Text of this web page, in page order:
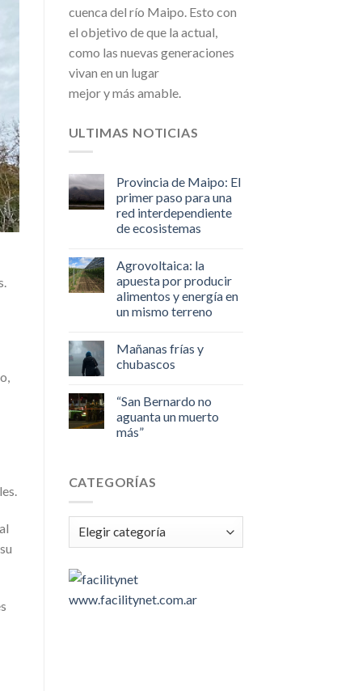
cuenca del río Maipo. Esto con
el objetivo de que la actual,
como las nuevas generaciones
vivan en un lugar
mejor y más amable.
ULTIMAS NOTICIAS
Provincia de Maipo: El
primer paso para una
red interdependiente
de ecosistemas
Agrovoltaica: la
apuesta por producir
alimentos y energía en
un mismo terreno
Mañanas frías y
chubascos
“San Bernardo no
aguanta un muerto
más”
CATEGORÍAS
Categorías
www.facilitynet.com.ar